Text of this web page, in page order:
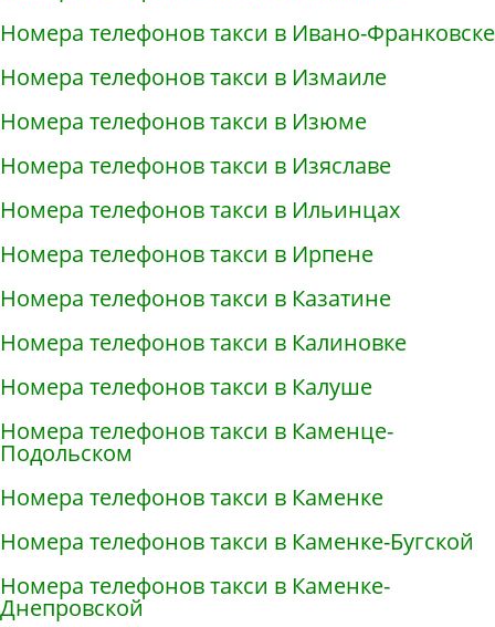
Номера телефонов такси в Ивано-Франковске
Номера телефонов такси в Измаиле
Номера телефонов такси в Изюме
Номера телефонов такси в Изяславе
Номера телефонов такси в Ильинцах
Номера телефонов такси в Ирпене
Номера телефонов такси в Казатине
Номера телефонов такси в Калиновке
Номера телефонов такси в Калуше
Номера телефонов такси в Каменце-
Подольском
Номера телефонов такси в Каменке
Номера телефонов такси в Каменке-Бугской
Номера телефонов такси в Каменке-
Днепровской